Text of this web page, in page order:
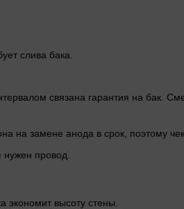
слива бака.
связана гарантия на бак.
на замене анода в срок, поэтому
провод.
высоту стены.